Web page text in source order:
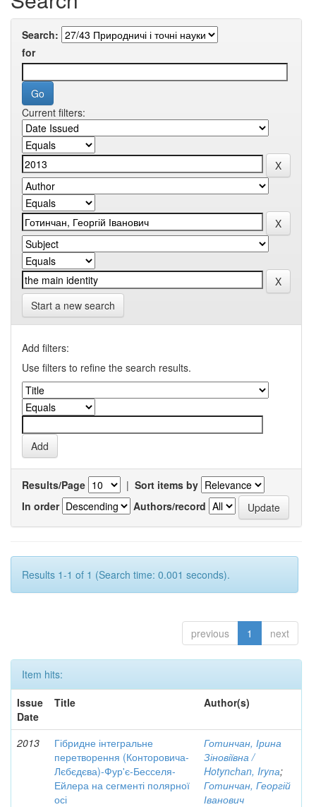
Search:
for
Current filters:
Start a new search
Add filters:
Use filters to refine the search results.
Results/Page | Sort items by
In order
Authors/record
Results 1-1 of 1 (Search time: 0.001 seconds).
previous 1 next
Item hits:
Issue
Date
Title Author(s)
2013
Гібридне інтегральне
перетворення (Конторовича-
Лєбєдєва)-Фур'є-Бесселя-
Ейлера на сегменті полярної
осі
Готинчан, Ірина
Зіновіївна /
Hotynсhаn, Iryпа;
Готинчан, Георгій
Іванович